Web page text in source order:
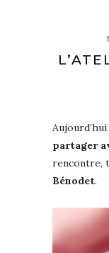
partager
rencontre,
Bénodet.